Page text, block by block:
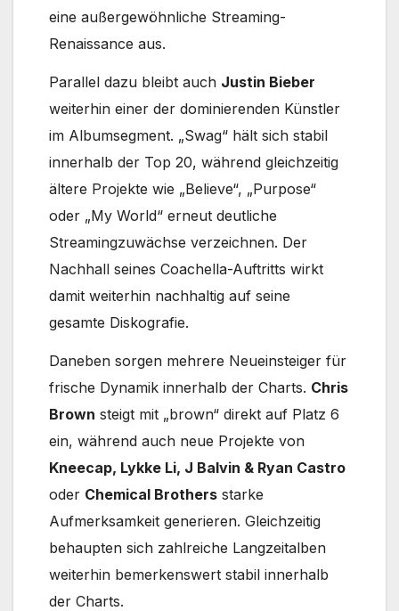
eine außergewöhnliche Streaming-
Renaissance aus.
Parallel dazu bleibt auch Justin Bieber
weiterhin einer der dominierenden Künstler
im Albumsegment. „Swag“ hält sich stabil
innerhalb der Top 20, während gleichzeitig
ältere Projekte wie „Believe“, „Purpose“
oder „My World“ erneut deutliche
Streamingzuwächse verzeichnen. Der
Nachhall seines Coachella-Auftritts wirkt
damit weiterhin nachhaltig auf seine
gesamte Diskografie.
Daneben sorgen mehrere Neueinsteiger für
frische Dynamik innerhalb der Charts. Chris
Brown steigt mit „brown“ direkt auf Platz 6
ein, während auch neue Projekte von
Kneecap, Lykke Li, J Balvin & Ryan Castro
oder Chemical Brothers starke
Aufmerksamkeit generieren. Gleichzeitig
behaupten sich zahlreiche Langzeitalben
weiterhin bemerkenswert stabil innerhalb
der Charts.